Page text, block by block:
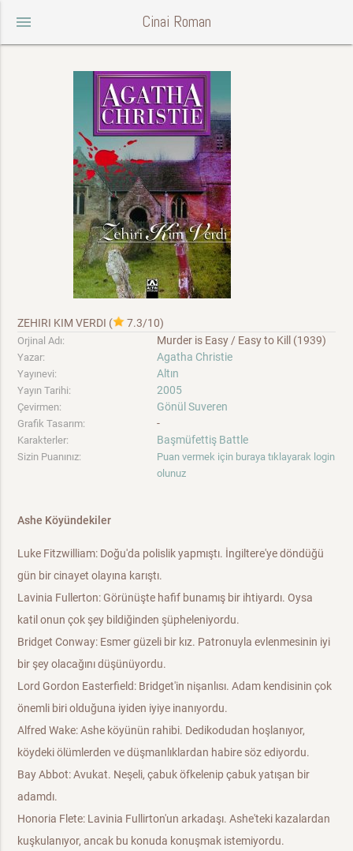
menu Cinai Roman
ZEHIRI KIM VERDI ( 7.3/10)
Orjinal Adı: Murder is Easy / Easy to Kill (1939)
Yazar: Agatha Christie
Yayınevi: Altın
Yayın Tarihi: 2005
Çevirmen: Gönül Suveren
Grafik Tasarım: -
Karakterler: Başmüfettiş Battle
Sizin Puanınız:
Puan vermek için buraya tıklayarak login
olunuz
Ashe Köyündekiler
Luke Fitzwilliam: Doğu'da polislik yapmıştı. İngiltere'ye döndüğü
gün bir cinayet olayına karıştı.
Lavinia Fullerton: Görünüşte hafif bunamış bir ihtiyardı. Oysa
katil onun çok şey bildiğinden şüpheleniyordu.
Bridget Conway: Esmer güzeli bir kız. Patronuyla evlenmesinin iyi
bir şey olacağını düşünüyordu.
Lord Gordon Easterfield: Bridget'in nişanlısı. Adam kendisinin çok
önemli biri olduğuna iyiden iyiye inanıyordu.
Alfred Wake: Ashe köyünün rahibi. Dedikodudan hoşlanıyor,
köydeki ölümlerden ve düşmanlıklardan habire söz ediyordu.
Bay Abbot: Avukat. Neşeli, çabuk öfkelenip çabuk yatışan bir
adamdı.
Honoria Flete: Lavinia Fullirton'un arkadaşı. Ashe'teki kazalardan
kuşkulanıyor, ancak bu konuda konuşmak istemiyordu.